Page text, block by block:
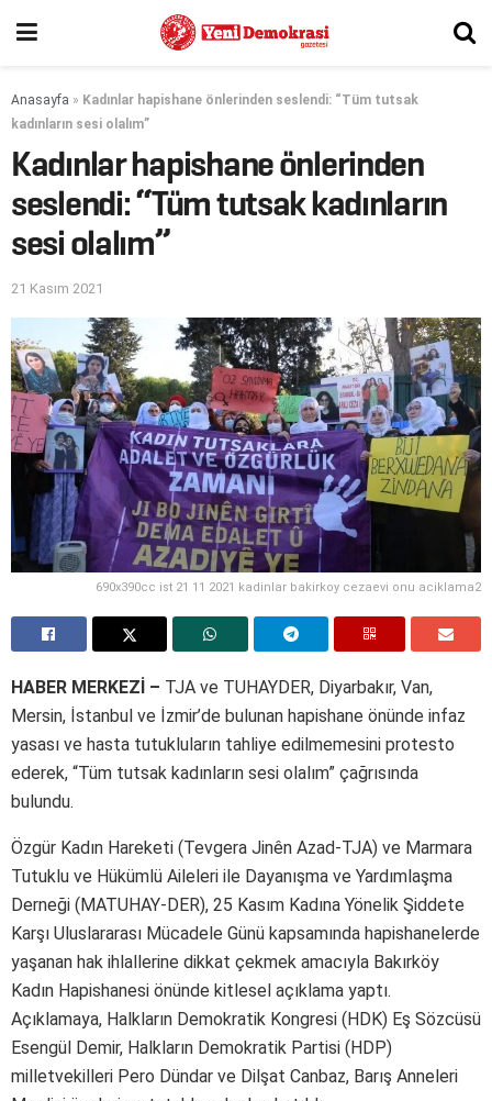
Anasayfa » Kadınlar hapishane önlerinden seslendi: “Tüm tutsak
kadınların sesi olalım”
Kadınlar hapishane önlerinden
seslendi: “Tüm tutsak kadınların
sesi olalım”
21 Kasım 2021
690x390cc ist 21 11 2021 kadinlar bakirkoy cezaevi onu aciklama2
HABER MERKEZİ – TJA ve TUHAYDER, Diyarbakır, Van,
Mersin, İstanbul ve İzmir’de bulunan hapishane önünde infaz
yasası ve hasta tutukluların tahliye edilmemesini protesto
ederek, “Tüm tutsak kadınların sesi olalım” çağrısında
bulundu.
Özgür Kadın Hareketi (Tevgera Jinên Azad-TJA) ve Marmara
Tutuklu ve Hükümlü Aileleri ile Dayanışma ve Yardımlaşma
Derneği (MATUHAY-DER), 25 Kasım Kadına Yönelik Şiddete
Karşı Uluslararası Mücadele Günü kapsamında hapishanelerde
yaşanan hak ihlallerine dikkat çekmek amacıyla Bakırköy
Kadın Hapishanesi önünde kitlesel açıklama yaptı.
Açıklamaya, Halkların Demokratik Kongresi (HDK) Eş Sözcüsü
Esengül Demir, Halkların Demokratik Partisi (HDP)
milletvekilleri Pero Dündar ve Dilşat Canbaz, Barış Anneleri